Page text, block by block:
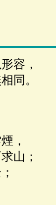
容，
同。
，
山；